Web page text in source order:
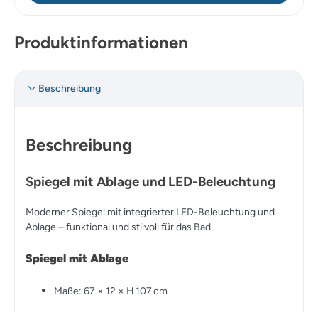
Produktinformationen
Beschreibung
Beschreibung
Spiegel mit Ablage und LED-Beleuchtung
Moderner Spiegel mit integrierter LED-Beleuchtung und
Ablage – funktional und stilvoll für das Bad.
Spiegel mit Ablage
Maße: 67 × 12 × H 107 cm